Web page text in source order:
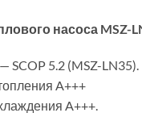
насоса MSZ-
SCOP 5.2 (MSZ-LN35).
A+++
A+++.